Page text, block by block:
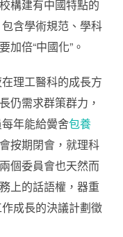
構建有中國特點的
含學術規范、學科
加倍“中國化”。
理工醫科的成長方
仍需求群策群力，
每年能給黌舍包養
按期閉會，就理科
個委員會也天然而
上的話語權，器重
成長的決議計劃徵